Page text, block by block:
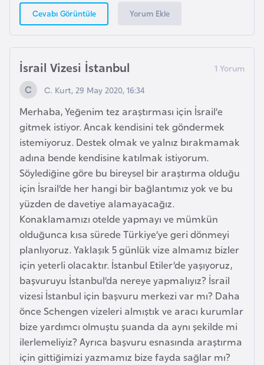
Cevabı Görüntüle Yorum Ekle
İsrail Vizesi İstanbul
C. Kurt, 29 May 2020, 16:34
Merhaba, Yeğenim tez araştırması için İsrail’e
gitmek istiyor. Ancak kendisini tek göndermek
istemiyoruz. Destek olmak ve yalnız bırakmamak
adına bende kendisine katılmak istiyorum.
Söylediğine göre bu bireysel bir araştırma olduğu
için İsrail’de her hangi bir bağlantımız yok ve bu
yüzden de davetiye alamayacağız.
Konaklamamızı otelde yapmayı ve mümkün
olduğunca kısa sürede Türkiye’ye geri dönmeyi
planlıyoruz. Yaklaşık 5 günlük vize almamız bizler
için yeterli olacaktır. İstanbul Etiler’de yaşıyoruz,
başvuruyu İstanbul’da nereye yapmalıyız? İsrail
vizesi İstanbul için başvuru merkezi var mı? Daha
önce Schengen vizeleri almıştık ve aracı kurumlar
bize yardımcı olmuştu şuanda da aynı şekilde mi
ilerlemeliyiz? Ayrıca başvuru esnasında araştırma
için gittiğimizi yazmamız bize fayda sağlar mı?
y
a
E
t
i
o
p
y
a
F
i
l
d
i
ş
i
S
a
h
i